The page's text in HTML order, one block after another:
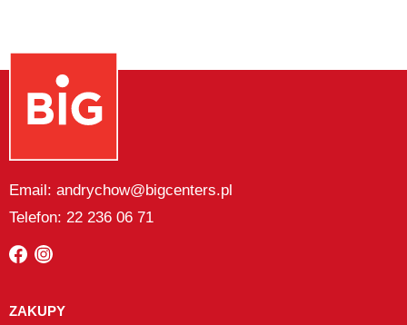
Email: andrychow@bigcenters.pl
Telefon: 22 236 06 71
ZAKUPY